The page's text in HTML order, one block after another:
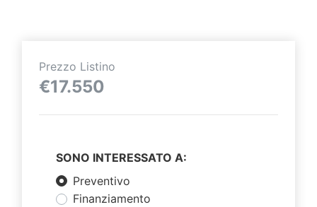
Prezzo Listino
€17.550
SONO INTERESSATO A:
Preventivo
Finanziamento